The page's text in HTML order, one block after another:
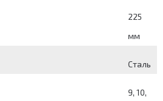
225
мм
Сталь
9, 10,